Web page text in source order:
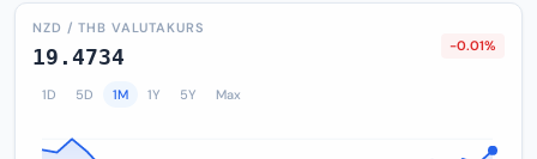
NZD / THB VALUTAKURS
19.4734 -0.01%
1D 5D 1M 1Y 5Y Max